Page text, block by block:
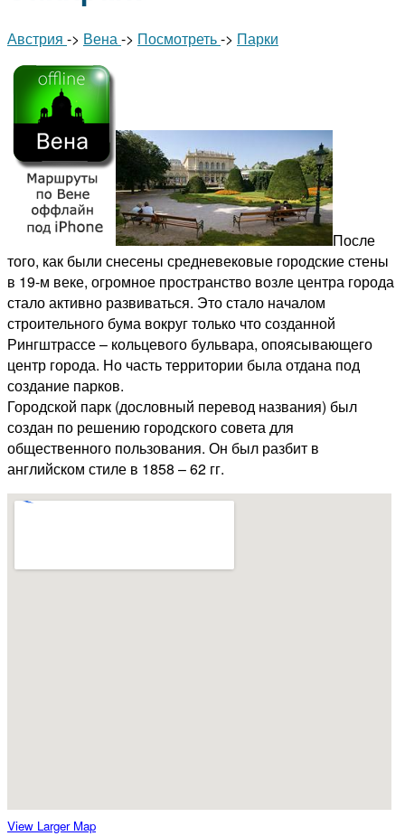
Австрия -> Вена-> Посмотреть-> Парки
После
того, как были снесены средневековые городские стены
в 19-м веке, огромное пространство возле центра города
стало активно развиваться. Это стало началом
строительного бума вокруг только что созданной
Рингштрассе – кольцевого бульвара, опоясывающего
центр города. Но часть территории была отдана под
создание парков.
Городской парк (дословный перевод названия) был
создан по решению городского совета для
общественного пользования. Он был разбит в
английском стиле в 1858 – 62 гг.
View Larger Map